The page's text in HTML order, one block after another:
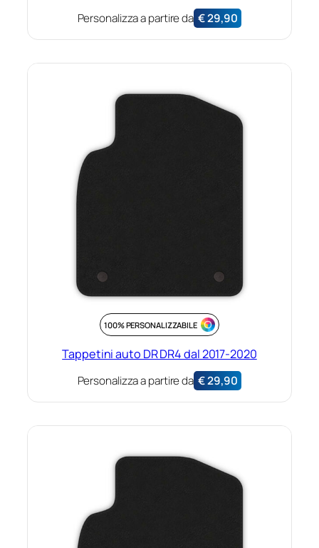
Personalizza a partire da €29,90
100% PERSONALIZZABILE
Tappetini auto DR DR4 dal 2017-2020
Personalizza a partire da €29,90